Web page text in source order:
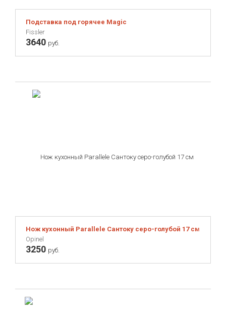
Подставка под горячее Magic
Fissler
3640 руб.
Нож кухонный Parallele Сантоку серо-голубой 17 см
Opinel
3250 руб.